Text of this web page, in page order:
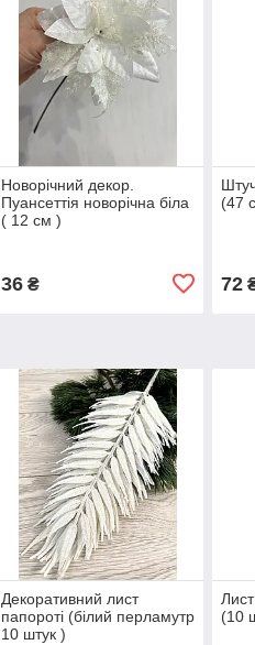
Новорічний декор.
Пуансеттія новорічна біла
( 12 см )
36₴
(47
72
Декоративний лист
папороті (білий перламутр
10 штук )
(10